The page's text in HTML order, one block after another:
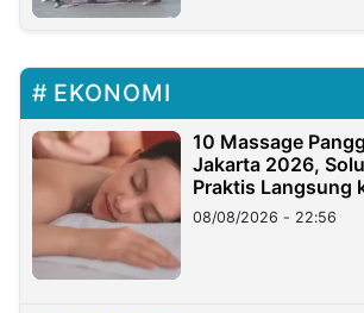
EKONOMI
10 Massage
Jakarta 2026,
Praktis Langsung
08/08/2026 - 22:56